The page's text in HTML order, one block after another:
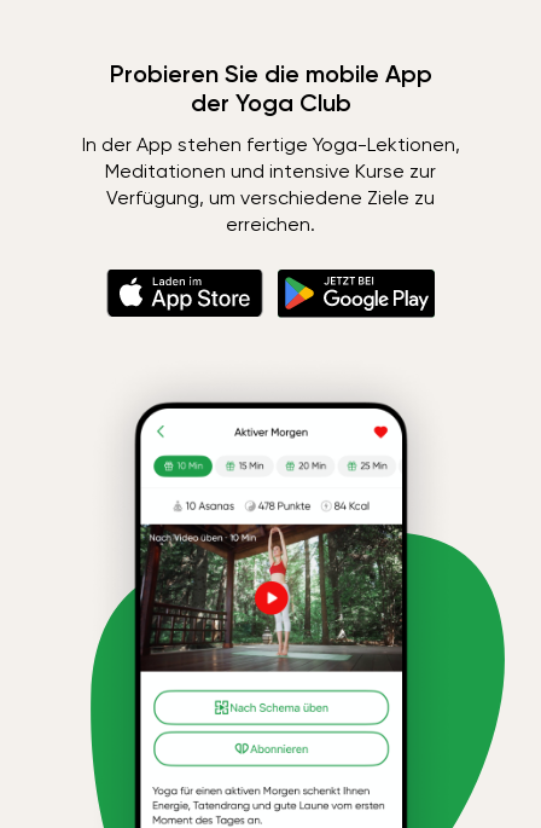
Probieren Sie die mobile App
der Yoga Club
In der App stehen fertige Yoga-Lektionen,
Meditationen und intensive Kurse zur
Verfügung, um verschiedene Ziele zu
erreichen.